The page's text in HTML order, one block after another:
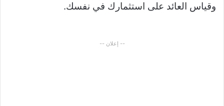
وقياس العائد على استثمارك في نفسك.
-- إعلان --